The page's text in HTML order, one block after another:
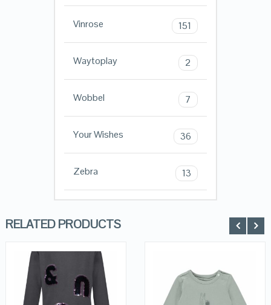
Vinrose 151
Waytoplay 2
Wobbel 7
Your Wishes 36
Zebra 13
RELATED PRODUCTS
QUICK LOOK QUICK LOOK